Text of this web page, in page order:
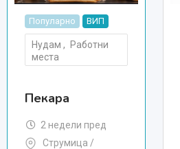
Популарно ВИП
Нудам ,
Работни
места
Пекара
2 недели пред
Струмица /